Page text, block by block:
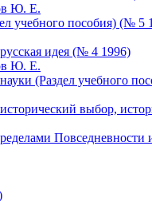
Ю. Е.
учебного пособия) (№ 5
идея (№ 4 1996)
Ю. Е.
(Раздел учебного
выбор,